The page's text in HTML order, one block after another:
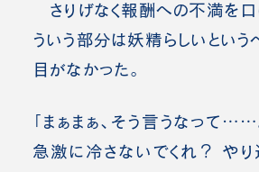
さりげなく報酬への不満を口
ういう部分は妖精らしいという
目がなかった。
「まぁまぁ、そう言うなって……
急激に冷さないでくれ？ や